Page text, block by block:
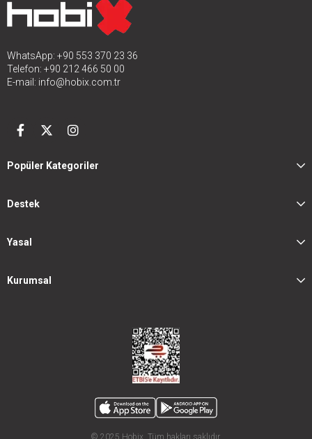
WhatsApp: +90 553 370 23 36
Telefon: +90 212 466 50 00
E-mail: info@hobix.com.tr
Popüler Kategoriler
Destek
Yasal
Kurumsal